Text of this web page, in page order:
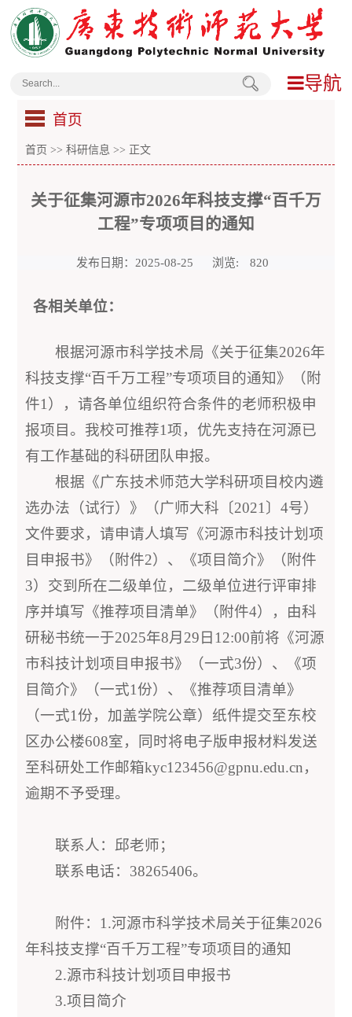
导航
首页
首页 >>科研信息 >> 正文
关于征集河源市2026年科技支撑“百千万
工程”专项项目的通知
发布日期：2025-08-25 浏览: 820
各相关单位：
根据河源市科学技术局《关于征集2026年
科技支撑“百千万工程”专项项目的通知》（附
件1），请各单位组织符合条件的老师积极申
报项目。我校可推荐1项，优先支持在河源已
有工作基础的科研团队申报。
根据《广东技术师范大学科研项目校内遴
选办法（试行）》（广师大科〔2021〕4号）
文件要求，请申请人填写《河源市科技计划项
目申报书》（附件2）、《项目简介》（附件
3）交到所在二级单位，二级单位进行评审排
序并填写《推荐项目清单》（附件4），由科
研秘书统一于2025年8月29日12:00前将《河源
市科技计划项目申报书》（一式3份）、《项
目简介》（一式1份）、《推荐项目清单》
（一式1份，加盖学院公章）纸件提交至东校
区办公楼608室，同时将电子版申报材料发送
至科研处工作邮箱kyc123456@gpnu.edu.cn，
逾期不予受理。
联系人：邱老师；
联系电话：38265406。
附件：1.河源市科学技术局关于征集2026
年科技支撑“百千万工程”专项项目的通知
2.源市科技计划项目申报书
3.项目简介